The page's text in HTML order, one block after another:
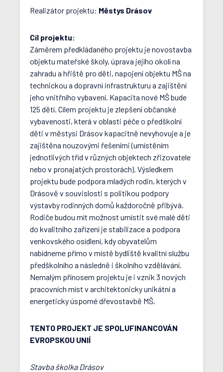
Realizátor projektu: Městys Drásov
Cíl projektu:
Záměrem předkládaného projektu je novostavba
objektu mateřské školy, úprava jejího okolí na
zahradu a hřiště pro děti, napojení objektu MŠ na
technickou a dopravní infrastrukturu a zajištění
jeho vnitřního vybavení. Kapacita nové MŠ bude
125 dětí. Cílem projektu je zlepšení občanské
vybavenosti, která v oblasti péče o předškolní
děti v městysi Drásov kapacitně nevyhovuje a je
zajištěna nouzovými řešeními (umístěním
jednotlivých tříd v různých objektech zřizovatele
nebo v pronajatých prostorách). Výsledkem
projektu bude podpora mladých rodin, kterých v
Drásově v souvislosti s politikou podpory
výstavby rodinných domů každoročně přibývá.
Rodiče budou mít možnost umístit své malé děti
do kvalitního zařízení je stabilizace a podpora
venkovského osídlení, kdy obyvatelům
nabídneme přímo v místě bydliště kvalitní službu
předškolního a následně i školního vzdělávání.
Nemalým přínosem projektu je i vznik 3 nových
pracovních míst v architektonicky unikátní a
energeticky úsporné dřevostavbě MŠ.
TENTO PROJEKT JE SPOLUFINANCOVÁN
EVROPSKOU UNIÍ
Stavba školka Drásov